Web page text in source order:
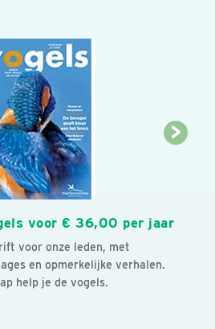
voor € 36,00 per jaar
voor onze leden, met
en opmerkelijke verhalen.
help je de vogels.